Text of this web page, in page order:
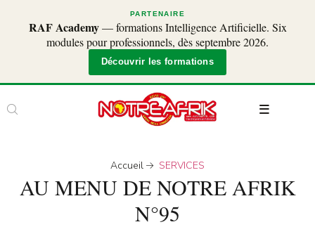
PARTENAIRE
RAF Academy— formations Intelligence Artificielle. Six
modules pour professionnels, dès septembre 2026.
Découvrir les formations
Accueil SERVICES
AU MENU DE NOTRE AFRIK
N°95